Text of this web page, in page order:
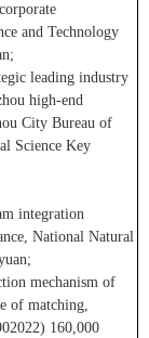
and Technology
leading industry
high-end
City Bureau of
Science Key
integration
National Natural
mechanism of
of matching,
160,000